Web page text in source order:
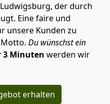
der durch
Eine faire und
unsere Kunden zu
Du wünschst ein
3 Minuten werden wir
erhalten